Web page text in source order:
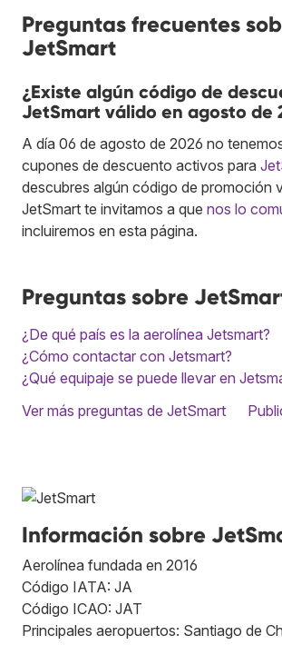
Preguntas frecuentes
JetSmart
¿Existe algún código de
JetSmart válido en agosto de
A día 06 de agosto de 2026 no
cupones de descuento activos para
descubres algún código de promoción
JetSmart te invitamos a que nos lo
incluiremos en esta página.
Preguntas sobre
¿De qué país es la aerolínea Jetsmart?
¿Cómo contactar con Jetsmart?
¿Qué equipaje se puede llevar en
Ver más preguntas de JetSmart
Información sobre
Aerolínea fundada en 2016
Código IATA: JA
Código ICAO: JAT
Principales aeropuertos: Santiago de